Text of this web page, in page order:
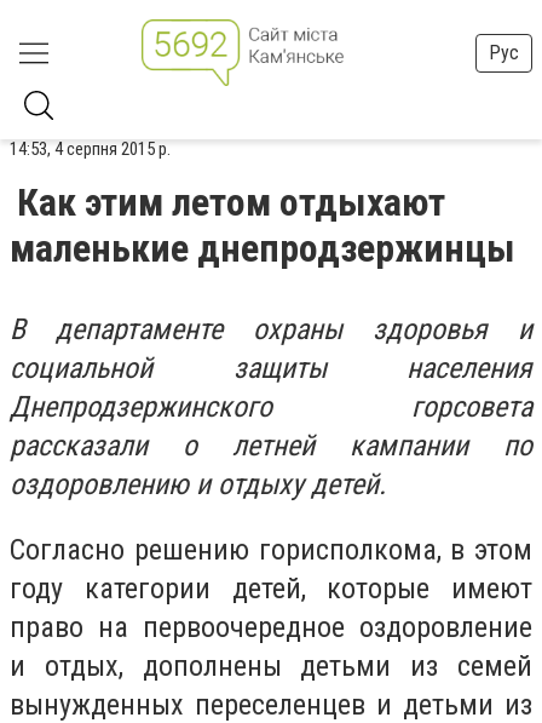
Рус
14:53, 4 серпня 2015 р.
Как этим летом отдыхают
маленькие днепродзержинцы
В департаменте охраны здоровья и
социальной защиты населения
Днепродзержинского горсовета
рассказали о летней кампании по
оздоровлению и отдыху детей.
Согласно решению горисполкома, в этом
году категории детей, которые имеют
право на первоочередное оздоровление
и отдых, дополнены детьми из семей
вынужденных переселенцев и детьми из